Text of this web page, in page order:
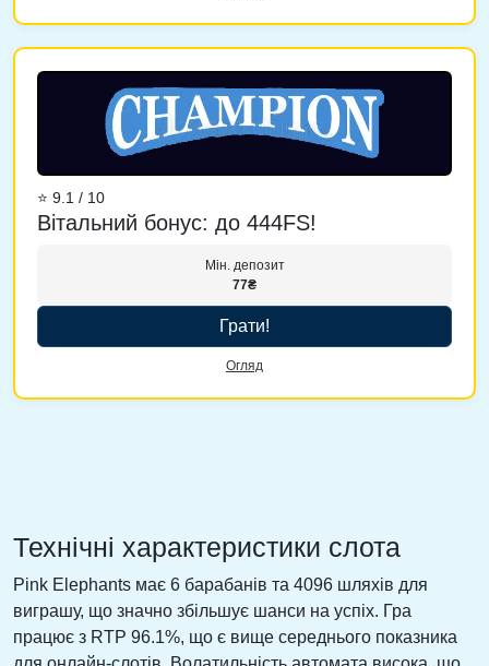
⭐ 9.1 / 10
Вітальний бонус: до 444FS!
Мін. депозит
77₴
Грати!
Огляд
Технічні характеристики слота
Pink Elephants має 6 барабанів та 4096 шляхів для
виграшу, що значно збільшує шанси на успіх. Гра
працює з RTP 96.1%, що є вище середнього показника